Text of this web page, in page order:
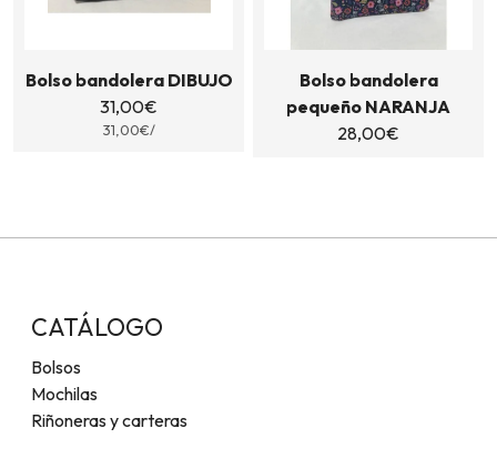
Bolso bandolera DIBUJO
31,00€
31,00€/
Bolso bandolera
pequeño NARANJA
28,00€
CATÁLOGO
Bolsos
Mochilas
Riñoneras y carteras